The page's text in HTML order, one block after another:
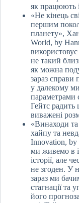
як працюють
«Не кінець
першим
планету»,
World, by
не такий
як можна
зараз справи
у далекому
параметрами
Гейтс радить
виважені
«Винаходи та
хайпу та
Innovation,
ми живемо в
історії, але
не згоден. У
зараз ми
стагнації та
його